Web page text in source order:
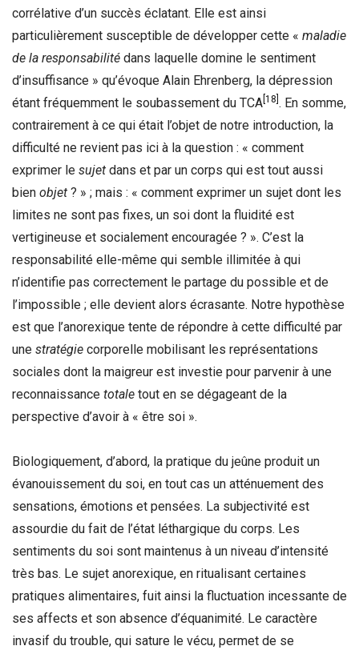
corrélative d’un succès éclatant. Elle est ainsi
particulièrement susceptible de développer cette « maladie
de la responsabilité dans laquelle domine le sentiment
d’insuffisance » qu’évoque Alain Ehrenberg, la dépression
étant fréquemment le soubassement du TCA [18] . En somme,
contrairement à ce qui était l’objet de notre introduction, la
difficulté ne revient pas ici à la question : « comment
exprimer le sujet dans et par un corps qui est tout aussi
bien objet ? » ; mais : « comment exprimer un sujet dont les
limites ne sont pas fixes, un soi dont la fluidité est
vertigineuse et socialement encouragée ? ». C’est la
responsabilité elle-même qui semble illimitée à qui
n’identifie pas correctement le partage du possible et de
l’impossible ; elle devient alors écrasante. Notre hypothèse
est que l’anorexique tente de répondre à cette difficulté par
une stratégie corporelle mobilisant les représentations
sociales dont la maigreur est investie pour parvenir à une
reconnaissance totale tout en se dégageant de la
perspective d’avoir à « être soi ».
Biologiquement, d’abord, la pratique du jeûne produit un
évanouissement du soi, en tout cas un atténuement des
sensations, émotions et pensées. La subjectivité est
assourdie du fait de l’état léthargique du corps. Les
sentiments du soi sont maintenus à un niveau d’intensité
très bas. Le sujet anorexique, en ritualisant certaines
pratiques alimentaires, fuit ainsi la fluctuation incessante de
ses affects et son absence d’équanimité. Le caractère
invasif du trouble, qui sature le vécu, permet de se